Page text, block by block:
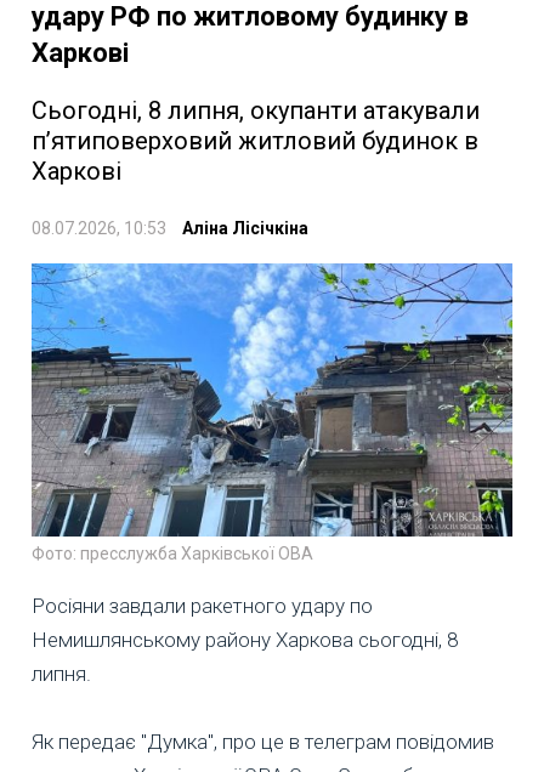
удару РФ по житловому будинку в
Харкові
Сьогодні, 8 липня, окупанти атакували
п’ятиповерховий житловий будинок в
Харкові
08.07.2026, 10:53 Аліна Лісічкіна
Фото: пресслужба Харківської ОВА
Росіяни завдали ракетного удару по
Немишлянському району Харкова сьогодні, 8
липня.
Як передає "Думка", про це в телеграм повідомив